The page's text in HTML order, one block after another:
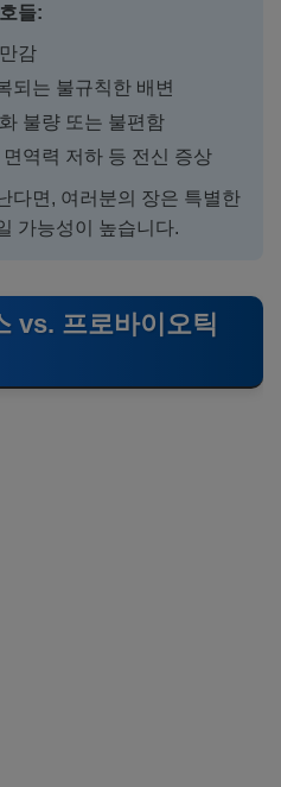
들:
감
되는 불규칙한 배변
불량 또는 불편함
역력 저하 등 전신 증상
다면, 여러분의 장은 특별한
가능성이 높습니다.
vs. 프로바이오틱